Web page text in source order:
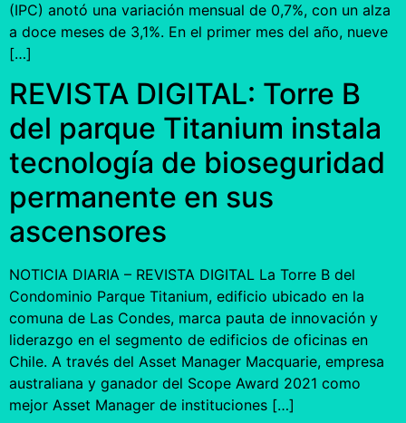
(IPC) anotó una variación mensual de 0,7%, con un alza
a doce meses de 3,1%. En el primer mes del año, nueve
[…]
REVISTA DIGITAL: Torre B
del parque Titanium instala
tecnología de bioseguridad
permanente en sus
ascensores
NOTICIA DIARIA – REVISTA DIGITAL La Torre B del
Condominio Parque Titanium, edificio ubicado en la
comuna de Las Condes, marca pauta de innovación y
liderazgo en el segmento de edificios de oficinas en
Chile. A través del Asset Manager Macquarie, empresa
australiana y ganador del Scope Award 2021 como
mejor Asset Manager de instituciones […]